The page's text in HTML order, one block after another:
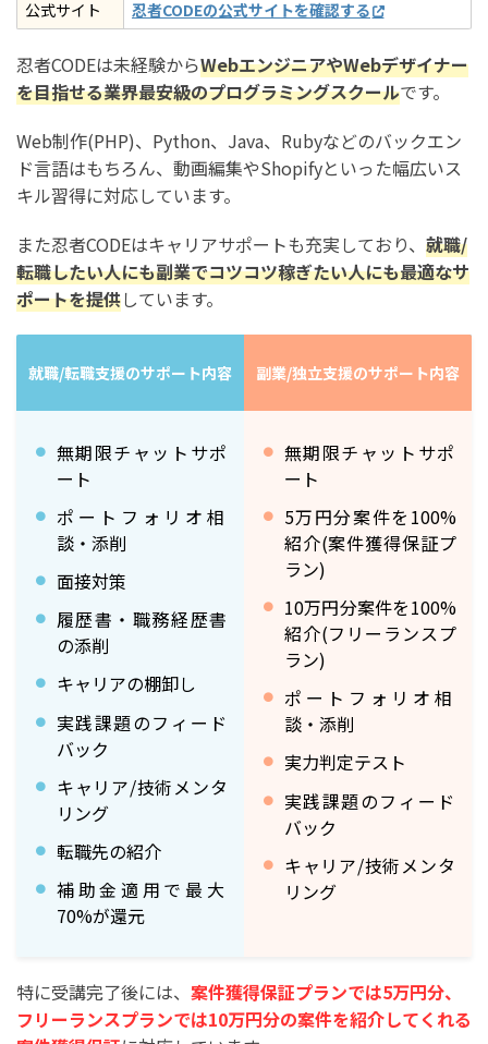
公式サイト 忍者CODEの公式サイトを確認する
忍者CODEは未経験からWebエンジニアやWebデザイナー
を目指せる業界最安級のプログラミングスクールです。
Web制作(PHP)、Python、Java、Rubyなどのバックエン
ド言語はもちろん、動画編集やShopifyといった幅広いス
キル習得に対応しています。
また忍者CODEはキャリアサポートも充実しており、 就職/
転職したい人にも副業でコツコツ稼ぎたい人にも最適なサ
ポートを提供しています。
就職/転職支援のサポート内容 副業/独立支援のサポート内容
無期限チャットサポ
ート
ポートフォリオ相
談・添削
面接対策
履歴書・職務経歴書
の添削
キャリアの棚卸し
実践課題のフィード
バック
キャリア/技術メンタ
リング
転職先の紹介
補助金適用で最大
70%が還元
無期限チャットサポ
ート
5万円分案件を100%
紹介(案件獲得保証プ
ラン)
10万円分案件を100%
紹介(フリーランスプ
ラン)
ポートフォリオ相
談・添削
実力判定テスト
実践課題のフィード
バック
キャリア/技術メンタ
リング
特に受講完了後には、 案件獲得保証プランでは5万円分、
フリーランスプランでは10万円分の案件を紹介してくれる